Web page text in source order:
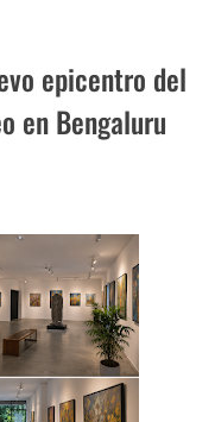
14 de Febrero
africanas?
epicentro del
en Bengaluru